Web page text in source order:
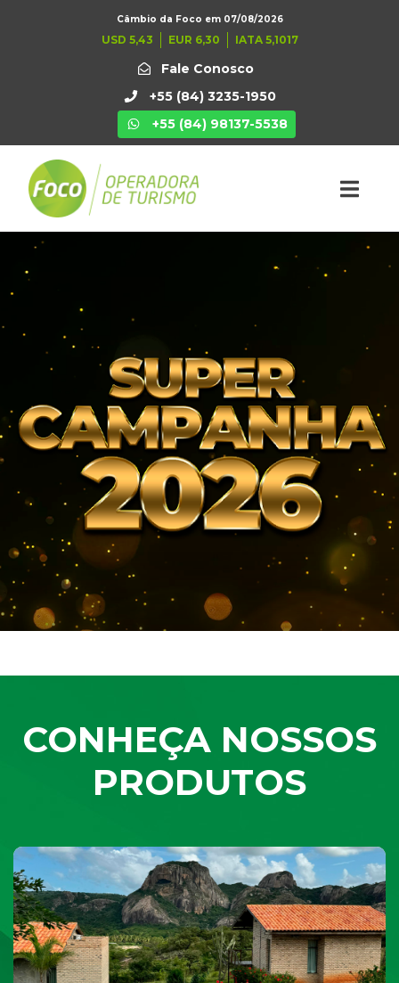
Câmbio da Foco em 07/08/2026
USD 5,43 EUR 6,30 IATA 5,1017
Fale Conosco
+55 (84) 3235-1950
+55 (84) 98137-5538
CONHEÇA NOSSOS
PRODUTOS